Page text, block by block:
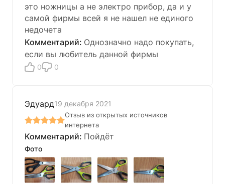
это ножницы а не электро прибор, да и у
самой фирмы всей я не нашел не единого
недочета
Однозначно надо покупать,
если вы любитель данной фирмы
0 0
Эдуард19 декабря 2021
Отзыв из открытых источников
интернета
Пойдёт
Фото